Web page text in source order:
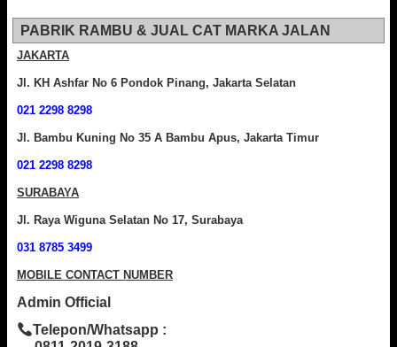
PABRIK RAMBU & JUAL CAT MARKA JALAN
JAKARTA
Jl. KH Ashfar No 6 Pondok Pinang, Jakarta Selatan
021 2298 8298
Jl. Bambu Kuning No 35 A Bambu Apus, Jakarta Timur
021 2298 8298
SURABAYA
Jl. Raya Wiguna Selatan No 17, Surabaya
031 8785 3499
MOBILE CONTACT NUMBER
Admin Official
Telepon/Whatsapp :